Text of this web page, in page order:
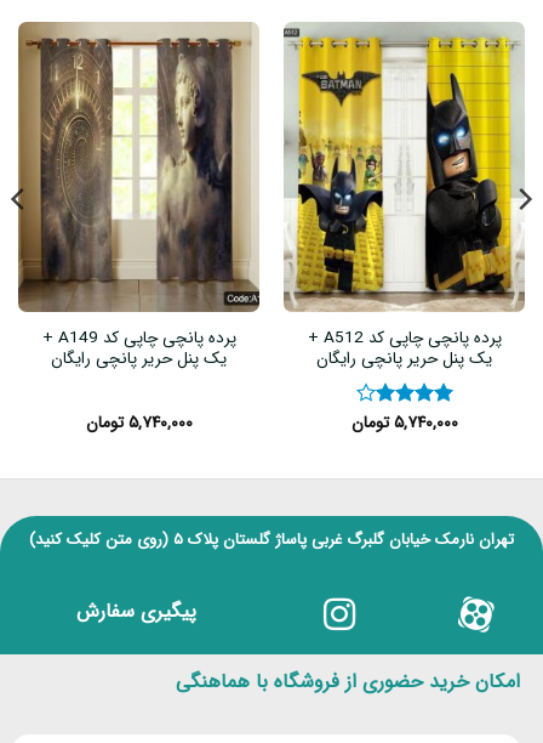
پرده پانچی چاپی کد A512 +
یک پنل حریر پانچی رایگان
نمره۴
۵,۷۴۰,۰۰۰ تومان
پرده پانچی چاپی کد A149 +
یک پنل حریر پانچی رایگان
۵,۷۴۰,۰۰۰ تومان
تهران نارمک خیابان گلبرگ غربی پاساژ گلستان پلاک ۵ (روی متن کلیک کنید)
پیگیری سفارش
امکان خرید حضوری از فروشگاه با هماهنگی